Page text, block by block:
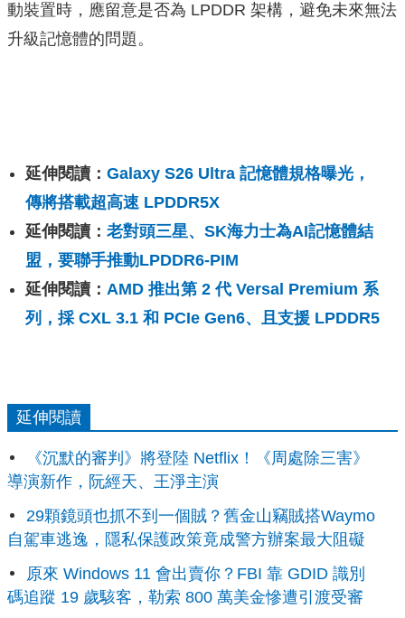
動裝置時，應留意是否為 LPDDR 架構，避免未來無法
升級記憶體的問題。
延伸閱讀： Galaxy S26 Ultra 記憶體規格曝光，
傳將搭載超高速 LPDDR5X
延伸閱讀： 老對頭三星、SK海力士為AI記憶體結
盟，要聯手推動LPDDR6-PIM
延伸閱讀： AMD 推出第 2 代 Versal Premium 系
列，採 CXL 3.1 和 PCIe Gen6、且支援 LPDDR5
延伸閱讀
《沉默的審判》將登陸 Netflix！《周處除三害》
導演新作，阮經天、王淨主演
29顆鏡頭也抓不到一個賊？舊金山竊賊搭Waymo
自駕車逃逸，隱私保護政策竟成警方辦案最大阻礙
原來 Windows 11 會出賣你？FBI 靠 GDID 識別
碼追蹤 19 歲駭客，勒索 800 萬美金慘遭引渡受審